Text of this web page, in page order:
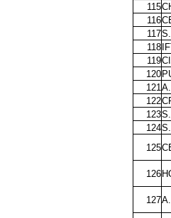
115
116
117
118
119
120
121
122
123
124
125
126
127